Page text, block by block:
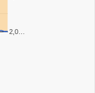
2,0…